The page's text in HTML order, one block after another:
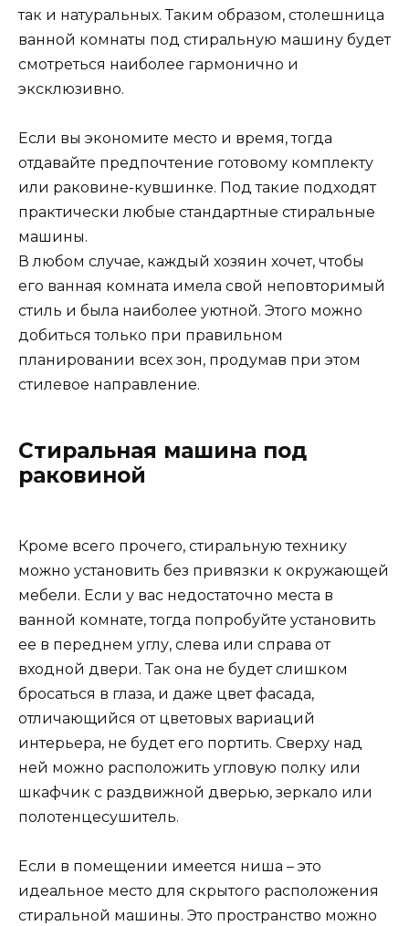
так и натуральных. Таким образом, столешница
ванной комнаты под стиральную машину будет
смотреться наиболее гармонично и
эксклюзивно.
Если вы экономите место и время, тогда
отдавайте предпочтение готовому комплекту
или раковине-кувшинке. Под такие подходят
практически любые стандартные стиральные
машины.
В любом случае, каждый хозяин хочет, чтобы
его ванная комната имела свой неповторимый
стиль и была наиболее уютной. Этого можно
добиться только при правильном
планировании всех зон, продумав при этом
стилевое направление.
Стиральная машина под
раковиной
Кроме всего прочего, стиральную технику
можно установить без привязки к окружающей
мебели. Если у вас недостаточно места в
ванной комнате, тогда попробуйте установить
ее в переднем углу, слева или справа от
входной двери. Так она не будет слишком
бросаться в глаза, и даже цвет фасада,
отличающийся от цветовых вариаций
интерьера, не будет его портить. Сверху над
ней можно расположить угловую полку или
шкафчик с раздвижной дверью, зеркало или
полотенцесушитель.
Если в помещении имеется ниша – это
идеальное место для скрытого расположения
стиральной машины. Это пространство можно